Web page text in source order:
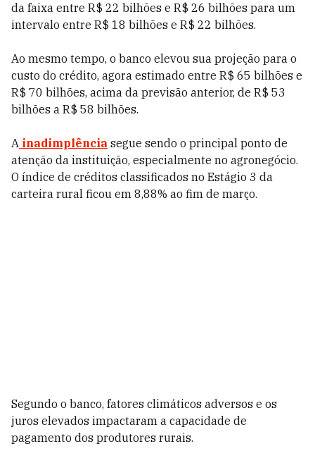
da faixa entre R$ 22 bilhões e R$ 26 bilhões para um
intervalo entre R$ 18 bilhões e R$ 22 bilhões.
Ao mesmo tempo, o banco elevou sua projeção para o
custo do crédito, agora estimado entre R$ 65 bilhões e
R$ 70 bilhões, acima da previsão anterior, de R$ 53
bilhões a R$ 58 bilhões.
A inadimplência segue sendo o principal ponto de
atenção da instituição, especialmente no agronegócio.
O índice de créditos classificados no Estágio 3 da
carteira rural ficou em 8,88% ao fim de março.
Segundo o banco, fatores climáticos adversos e os
juros elevados impactaram a capacidade de
pagamento dos produtores rurais.